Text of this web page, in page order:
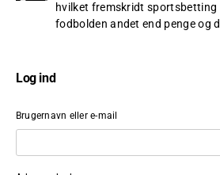
hvilket fremskridt sportsbetting
fodbolden andet end penge og
Log ind
Brugernavn eller e-mail